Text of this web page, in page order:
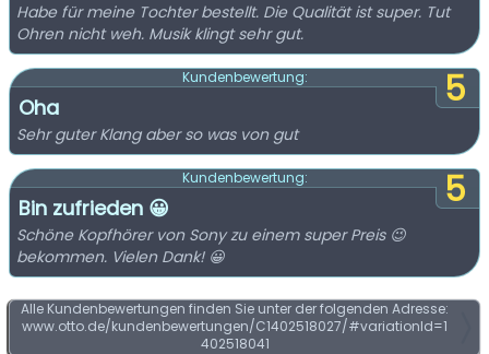
Habe für meine Tochter bestellt. Die Qualität ist super. Tut
Ohren nicht weh. Musik klingt sehr gut.
5
Kundenbewertung:
Oha
Sehr guter Klang aber so was von gut
5
Kundenbewertung:
Bin zufrieden 😀
Schöne Kopfhörer von Sony zu einem super Preis 😉
bekommen. Vielen Dank! 😀
Alle Kundenbewertungen finden Sie unter der folgenden Adresse:
www.otto.de/kundenbewertungen/C1402518027/#variationId=1
402518041